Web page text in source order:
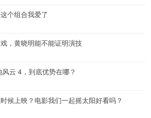
个组合我爱了
，黄晓明能不能证明演技
云 4，到底优势在哪？
候上映？电影我们一起摇太阳好看吗？